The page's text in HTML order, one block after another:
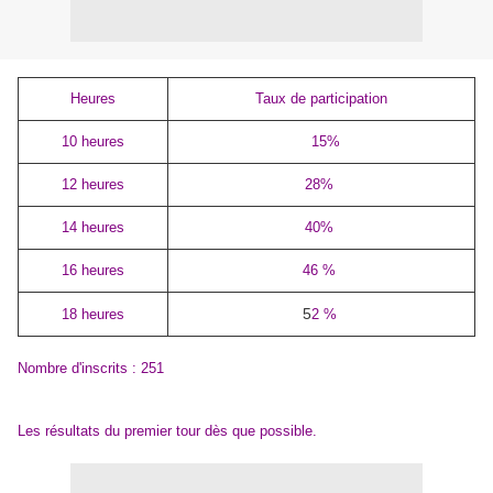
Heures Taux de participation
10 heures 15%
12 heures 28%
14 heures 40%
16 heures 46 %
18 heures 52 %
Nombre d'inscrits : 251
Les résultats du premier tour dès que possible.